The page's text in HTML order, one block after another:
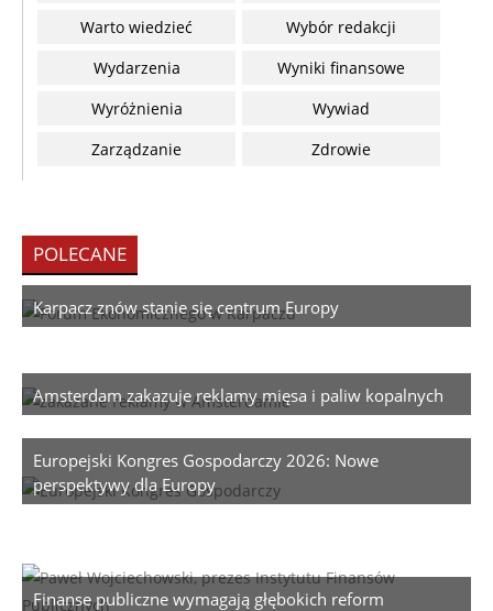
Warto wiedzieć
Wybór redakcji
Wydarzenia
Wyniki finansowe
Wyróżnienia
Wywiad
Zarządzanie
Zdrowie
POLECANE
Karpacz znów stanie się centrum Europy
Amsterdam zakazuje reklamy mięsa i paliw kopalnych
Europejski Kongres Gospodarczy 2026: Nowe
perspektywy dla Europy
Finanse publiczne wymagają głębokich reform